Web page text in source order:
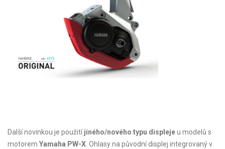
Další novinkou je použitíjiného/nového typu displejeu modelů s
motorem Yamaha PW-X . Ohlasy na původní displej integrovaný v